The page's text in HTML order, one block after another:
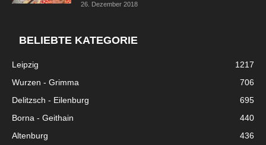
26. Dezember 2018
BELIEBTE KATEGORIE
Leipzig
1217
Wurzen - Grimma
706
Delitzsch - Eilenburg
695
Borna - Geithain
440
Altenburg
436